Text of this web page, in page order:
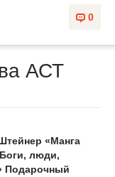
0
АСТ
«Манга
люди,
Подарочный